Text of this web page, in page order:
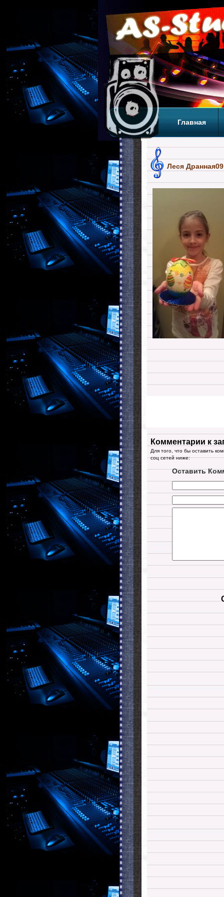
Главная
Леся Дранная09
Комментарии к
Для того, что бы оставить
соц сетей ниже:
Оставить